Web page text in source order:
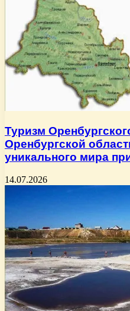
Туризм
Оренбургской
уникального мира
14.07.2026